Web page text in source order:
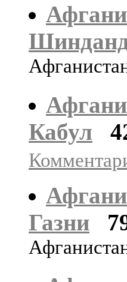
Кабул
Газни